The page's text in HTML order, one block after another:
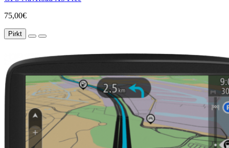
75,00€
Pirkt